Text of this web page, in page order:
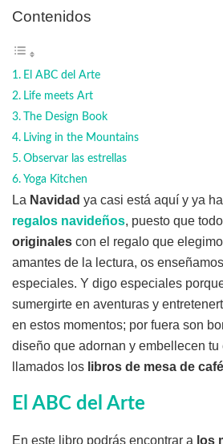
Contenidos
El ABC del Arte
Life meets Art
The Design Book
Living in the Mountains
Observar las estrellas
Yoga Kitchen
La Navidad ya casi está aquí y ya
regalos navideños, puesto que
originales con el regalo que
amantes de la lectura, os
especiales. Y digo especiales
sumergirte en aventuras y
en estos momentos; por fuera son
diseño que adornan y embellecen tu
llamados los libros de mesa de café
El ABC del Arte
En este libro podrás encontrar a los